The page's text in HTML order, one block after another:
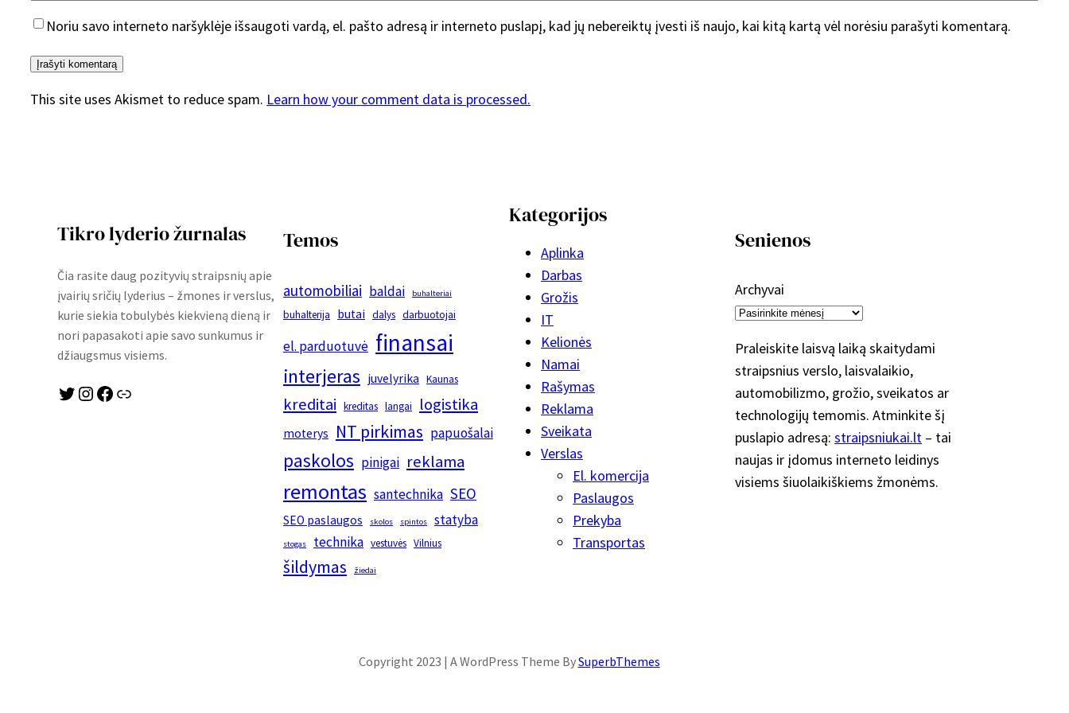
Noriu savo interneto naršyklėje išsaugoti vardą, el. pašto adresą ir interneto puslapį, kad jų nebereiktų įvesti iš naujo, kai kitą kartą vėl norėsiu parašyti komentarą.
This site uses Akismet to reduce spam. Learn how your comment data is processed.
Tikro lyderio žurnalas
Čia rasite daug pozityvių straipsnių apie
įvairių sričių lyderius – žmones ir verslus,
kurie siekia tobulybės kiekvieną dieną ir
nori papasakoti apie savo sunkumus ir
džiaugsmus visiems.
Twitter Instagram Facebook Link
Temos
automobiliai baldai buhalteriai
buhalterija butai dalys darbuotojai
el. parduotuvė finansai
interjeras juvelyrika Kaunas
kreditai kreditas langai logistika
moterys NT pirkimas papuošalai
paskolos pinigai reklama
remontas santechnika SEO
SEO paslaugos skolos spintos statyba
stogas technika vestuvės Vilnius
šildymas žiedai
Kategorijos
Aplinka
Darbas
Grožis
IT
Kelionės
Namai
Rašymas
Reklama
Sveikata
Verslas
El. komercija
Paslaugos
Prekyba
Transportas
Senienos
Archyvai
Praleiskite laisvą laiką skaitydami
straipsnius verslo, laisvalaikio,
automobilizmo, grožio, sveikatos ar
technologijų temomis. Atminkite šį
puslapio adresą: straipsniukai.lt – tai
naujas ir įdomus interneto leidinys
visiems šiuolaikiškiems žmonėms.
Copyright 2023 | A WordPress Theme BySuperbThemes